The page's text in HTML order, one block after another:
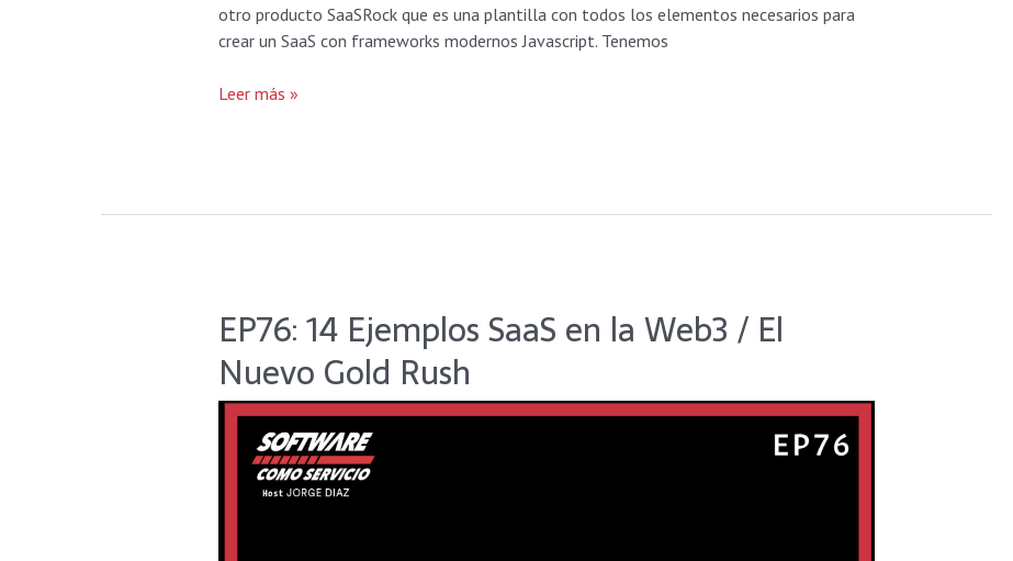
otro producto SaaSRock que es una plantilla con todos los elementos necesarios para
crear un SaaS con frameworks modernos Javascript. Tenemos
Leer más »
EP76: 14 Ejemplos SaaS en la Web3 / El
Nuevo Gold Rush
EP76:
14
Ejemplos
SaaS
Web3